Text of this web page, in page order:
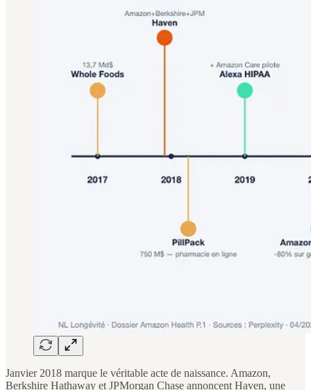
Janvier 2018 marque le véritable acte de naissance. Amazon,
Berkshire Hathaway et JPMorgan Chase annoncent Haven, une